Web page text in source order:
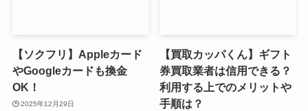
【ソクフリ】Appleカード
やGoogleカードも換金
OK！
2025年12月29日
【買取カッパくん】ギフト
券買取業者は信用できる？
利用する上でのメリットや
手順は？